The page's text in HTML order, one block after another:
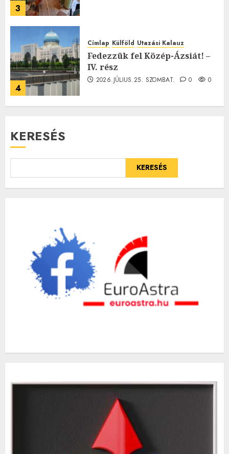
3
4
Címlap Külföld Utazási Kalauz
Fedezzük fel Közép-Ázsiát! –
IV. rész
2026.JÚLIUS.25. SZOMBAT. 0 0
KERESÉS
KERESÉS